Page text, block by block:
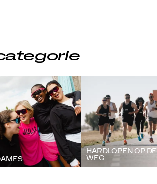
HARDLOPEN OP DE
WEG